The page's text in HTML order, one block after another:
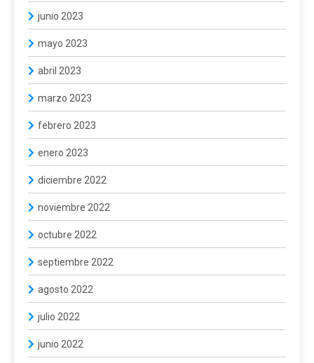
junio 2023
mayo 2023
abril 2023
marzo 2023
febrero 2023
enero 2023
diciembre 2022
noviembre 2022
octubre 2022
septiembre 2022
agosto 2022
julio 2022
junio 2022